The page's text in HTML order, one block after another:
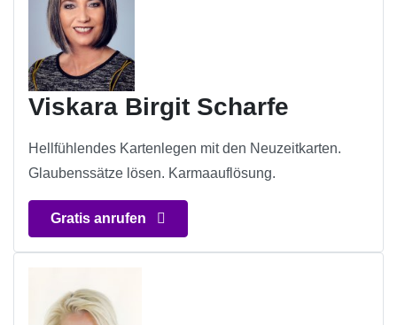
Viskara Birgit Scharfe
Hellfühlendes Kartenlegen mit den Neuzeitkarten.
Glaubenssätze lösen. Karmaauflösung.
Gratis anrufen